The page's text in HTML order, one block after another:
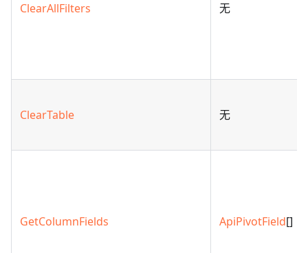
ClearAllFilters 无
ClearTable 无
GetColumnFields ApiPivotField[]